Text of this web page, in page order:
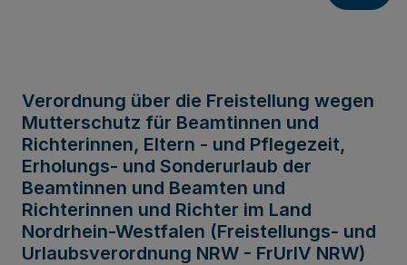
Verordnung über die Freistellung wegen
Mutterschutz für Beamtinnen und
Richterinnen, Eltern - und Pflegezeit,
Erholungs- und Sonderurlaub der
Beamtinnen und Beamten und
Richterinnen und Richter im Land
Nordrhein-Westfalen (Freistellungs- und
Urlaubsverordnung NRW - FrUrlV NRW)